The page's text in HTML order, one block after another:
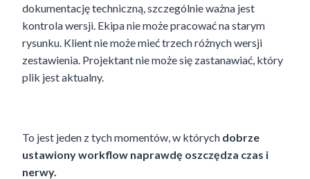
dokumentację techniczną, szczególnie ważna jest
kontrola wersji. Ekipa nie może pracować na starym
rysunku. Klient nie może mieć trzech różnych wersji
zestawienia. Projektant nie może się zastanawiać, który
plik jest aktualny.
To jest jeden z tych momentów, w których dobrze
ustawiony workflow naprawdę oszczędza czas i
nerwy.